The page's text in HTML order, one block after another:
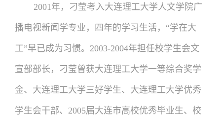
2001年，刁莹考入大连理工大学人文学院广
播电视新闻学专业，四年的学习生活，“学在大
工”早已成为习惯。2003-2004年担任校学生会文
宣部部长，刁莹曾获大连理工大学一等综合奖学
金、大连理工大学三好学生、大连理工大学优秀
学生会干部、2005届大连市高校优秀毕业生、校